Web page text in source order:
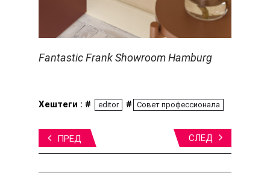
Fantastic Frank Showroom Hamburg
Хештеги : # editor # Совет профессионала
ПРЕД СЛЕД